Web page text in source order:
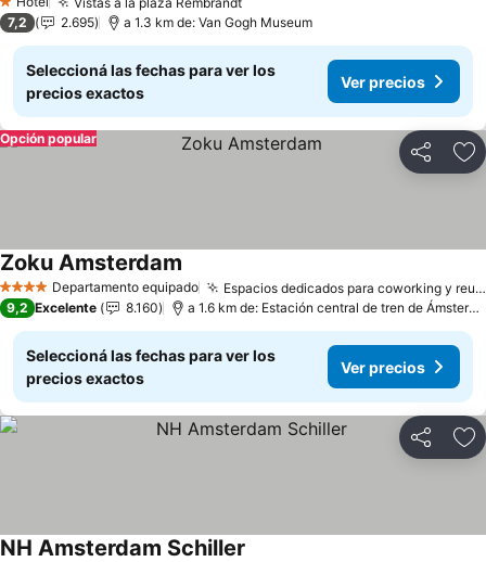
1 Estrellas
7,2
2.695 a 1.3 km de: Van Gogh Museum
Seleccioná las fechas para ver los
precios exactos
Ver precios
Compartir
Opción popular
4 EstrellasDepartamento equipado Espacios dedicados para coworking y reuniones
Zoku Amsterdam
9,2 Excelente 8.160 a 1.6 km de: Estación central de tren de Ámsterdam
Seleccioná las fechas para ver los
precios exactos
Ver precios
Compartir
NH Amsterdam Schiller